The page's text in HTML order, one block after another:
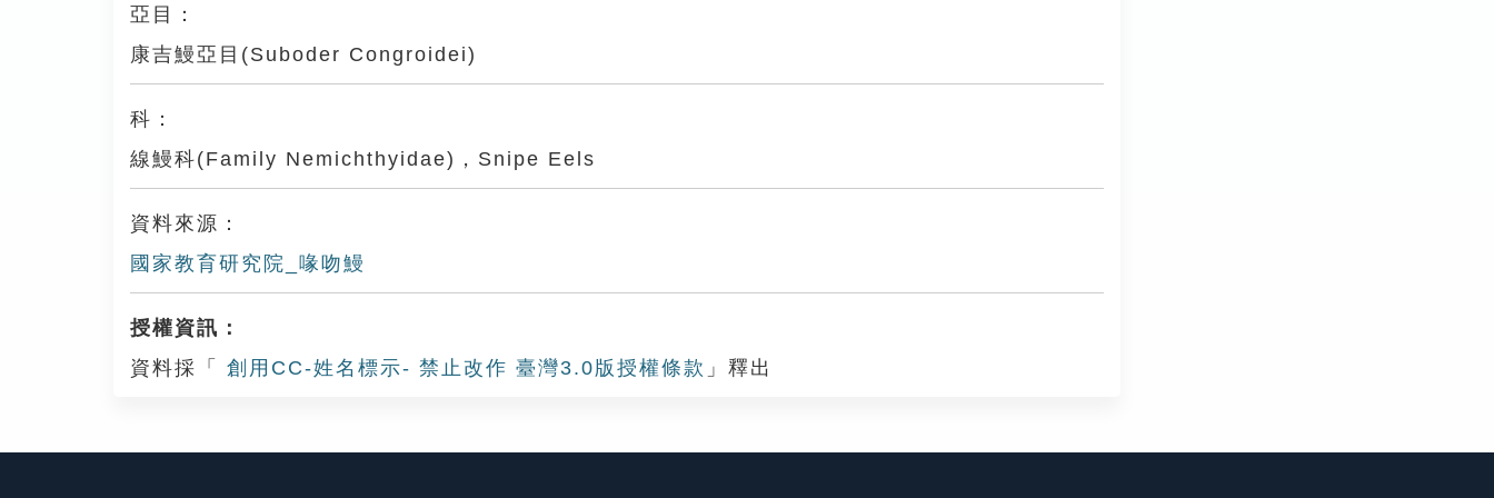
亞目：
康吉鰻亞目(Suboder Congroidei)
科：
線鰻科(Family Nemichthyidae)，Snipe Eels
資料來源：
國家教育研究院_喙吻鰻
授權資訊：
資料採「
創用CC-姓名標示- 禁止改作 臺灣3.0版授權條款 」釋出